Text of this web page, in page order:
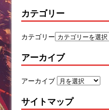
カテゴリー
カテゴリー
アーカイブ
アーカイブ
サイトマップ